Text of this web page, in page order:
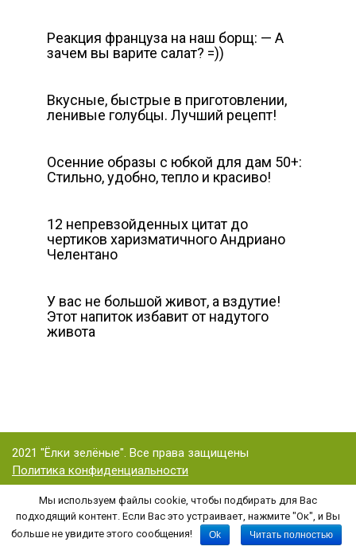
Реакция француза на наш борщ: — А
зачем вы варите салат? =))
Вкусные, быстрые в приготовлении,
ленивые голубцы. Лучший рецепт!
Осенние образы с юбкой для дам 50+:
Стильно, удобно, тепло и красиво!
12 непревзойденных цитат до
чертиков харизматичного Андриано
Челентано
У вас не большой живот, а вздутие!
Этот напиток избавит от надутого
живота
2021 "Ёлки зелёные". Все права защищены
Политика конфиденциальности
Копирование статьи (или ее части) и графических материалов с этого
сайта возможно только при указании активной гиперссылки на статью
Мы используем файлы cookie, чтобы подбирать для Вас
подходящий контент. Если Вас это устраивает, нажмите "Ок", и Вы
больше не увидите этого сообщения!
Ok Читать полностью